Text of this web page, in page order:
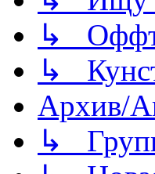
↳
↳
Архив/
↳